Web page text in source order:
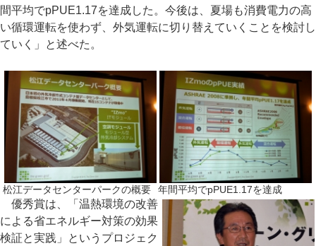
間平均でpPUE1.17を達成した。今後は、夏場も消費電力の高
い循環運転を使わず、外気運転に切り替えていくことを検討し
ていく」と述べた。
松江データセンターパークの概要 年間平均でpPUE1.17を達成
優秀賞は、「温熱環境の改善
による省エネルギー対策の効果
検証と実践」というプロジェク